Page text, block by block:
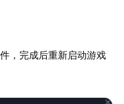
，完成后重新启动游戏